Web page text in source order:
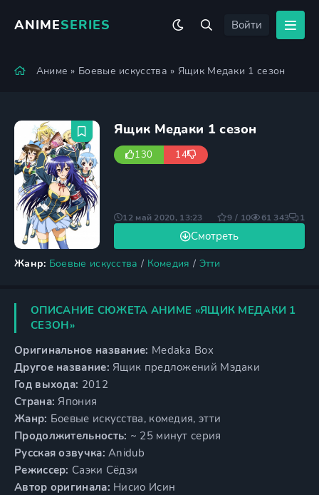
ANIMESERIES Войти
Аниме » Боевые искусства » Ящик Медаки 1 сезон
Ящик Медаки 1 сезон
130 14
Жанр: Боевые искусства / Комедия / Этти
Смотреть
12 май 2020, 13:23 9 / 10 61 343 1
ОПИСАНИЕ СЮЖЕТА АНИМЕ «ЯЩИК МЕДАКИ 1
СЕЗОН»
Оригинальное название: Medaka Box
Другое название: Ящик предложений Мэдаки
Год выхода: 2012
Страна: Япония
Жанр: Боевые искусства, комедия, этти
Продолжительность: ~ 25 минут серия
Русская озвучка: Anidub
Режиссер: Саэки Сёдзи
Автор оригинала: Нисио Исин